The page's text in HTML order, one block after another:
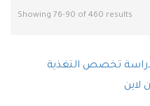
Showing 76-90 of 460 results